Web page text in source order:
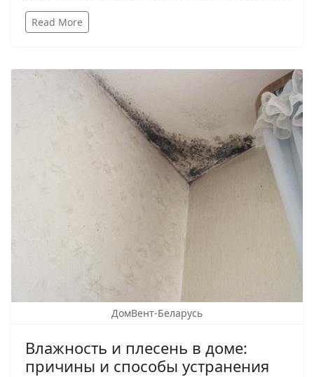
Read More
ДомВент-Беларусь
Влажность и плесень в доме:
причины и способы устранения